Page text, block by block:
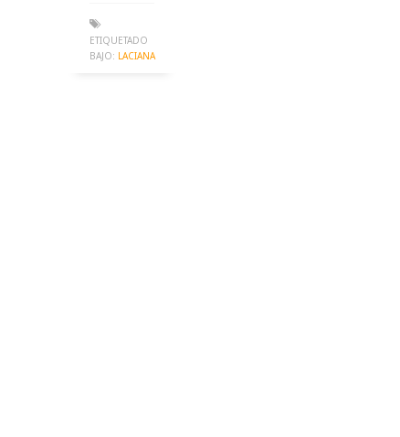
ETIQUETADO
BAJO: LACIANA